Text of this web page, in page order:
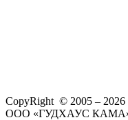
CopyRight © 2005 – 2026
ООО «ГУДХАУС